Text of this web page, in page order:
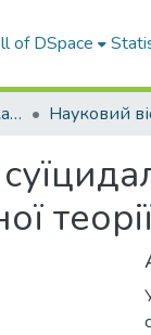
of DSpace
Періодичні видання Академії